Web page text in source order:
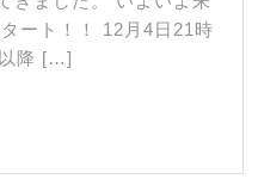
月
ート！！ 12月4日21時
以降 […]